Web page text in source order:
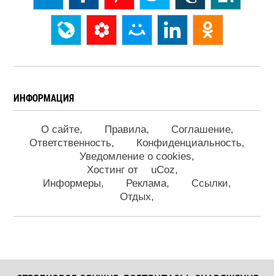
ИНФОРМАЦИЯ
О сайте Правила
Соглашение
Ответственность
Конфиденциальность
Уведомление о cookies
Хостинг от
uCoz
Информеры
Реклама
Ссылки
Отдых